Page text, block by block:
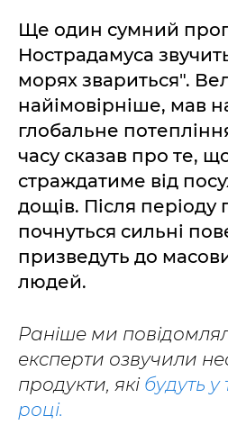
Ще один сумний
Нострадамуса
морях звариться".
найімовірніше, мав
глобальне
часу сказав про те,
страждатиме від
дощів. Після періоду
почнуться сильні
призведуть до
людей.
Раніше ми
експерти озвучили
продукти, які будуть у
році.